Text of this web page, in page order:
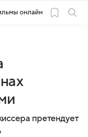
онлайн
претендует